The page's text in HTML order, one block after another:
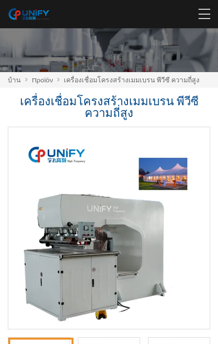
บ้าน > προϊόν > เครื่องเชื่อมโครงสร้างเมมเบรน พีวีซี ความถี่สูง
เครื่องเชื่อมโครงสร้างเมมเบรน พีวีซี
ความถี่สูง